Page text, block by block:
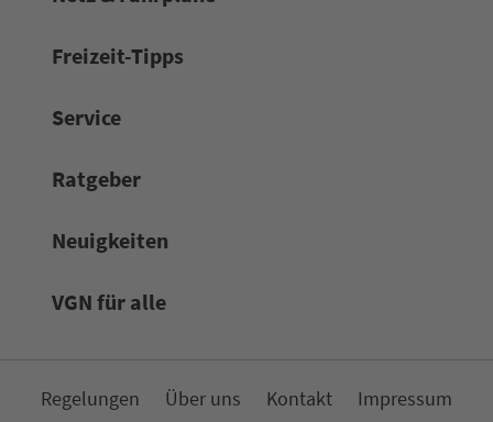
Frei­zeit-Tipps
Service
Rat­ge­ber
Neuigkeiten
VGN für alle
Re­ge­lungen Über uns Kon­takt Impressum